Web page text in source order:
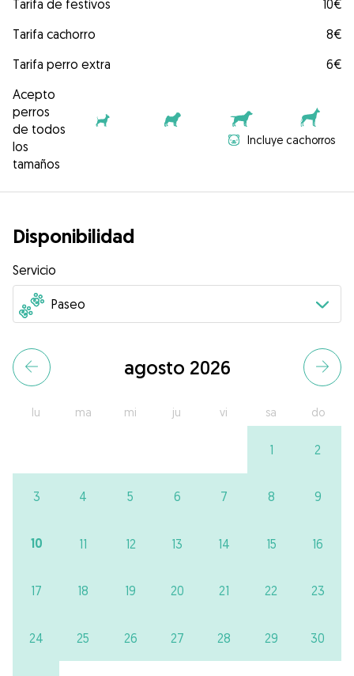
Tarifa de festivos
10€
Tarifa cachorro
8€
Tarifa perro extra
6€
Acepto
perros
de todos
los
tamaños
Incluye cachorros
Disponibilidad
Servicio
agosto 2026
lu ma mi ju vi sa do
1 2
3 4 5 6 7 8 9
10 11 12 13 14 15 16
17 18 19 20 21 22 23
24 25 26 27 28 29 30